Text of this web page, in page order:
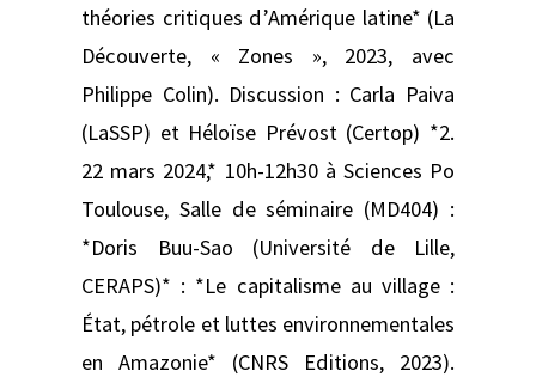
théories critiques d’Amérique latine* (La
Découverte, « Zones », 2023, avec
Philippe Colin). Discussion : Carla Paiva
(LaSSP) et Héloïse Prévost (Certop) *2.
22 mars 2024,* 10h-12h30 à Sciences Po
Toulouse, Salle de séminaire (MD404) :
*Doris Buu-Sao (Université de Lille,
CERAPS)* : *Le capitalisme au village :
État, pétrole et luttes environnementales
en Amazonie* (CNRS Editions, 2023).